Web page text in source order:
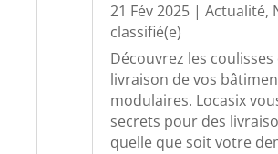
21 Fév 2025| Actualité,
classifié(e)
Découvrez les coulisses
livraison de vos
modulaires. Locasix
secrets pour des
quelle que soit votre